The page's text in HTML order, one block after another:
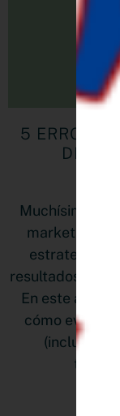
5
Muchísimas
marketing
estrategia,
resultados,
En este
cómo